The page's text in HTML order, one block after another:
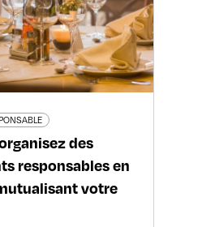
des
responsables en
votre